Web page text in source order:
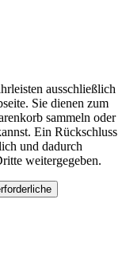
ausschließlich
Sie dienen zum
sammeln oder
Ein Rückschluss
und dadurch
weitergegeben.